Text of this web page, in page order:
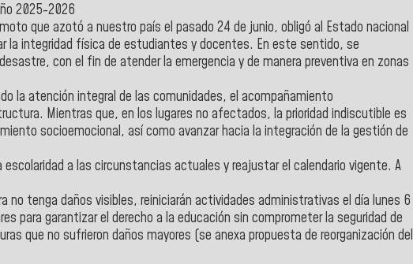
2025-2026
que azotó a nuestro país el pasado 24 de junio, obligó al Estado nacional
la integridad física de estudiantes y docentes. En este sentido, se
con el fin de atender la emergencia y de manera preventiva en zonas
la atención integral de las comunidades, el acompañamiento
Mientras que, en los lugares no afectados, la prioridad indiscutible es
socioemocional, así como avanzar hacia la integración de la gestión de
a las circunstancias actuales y reajustar el calendario vigente. A
tenga daños visibles, reiniciarán actividades administrativas el día lunes 6
para garantizar el derecho a la educación sin comprometer la seguridad de
que no sufrieron daños mayores (se anexa propuesta de reorganización del